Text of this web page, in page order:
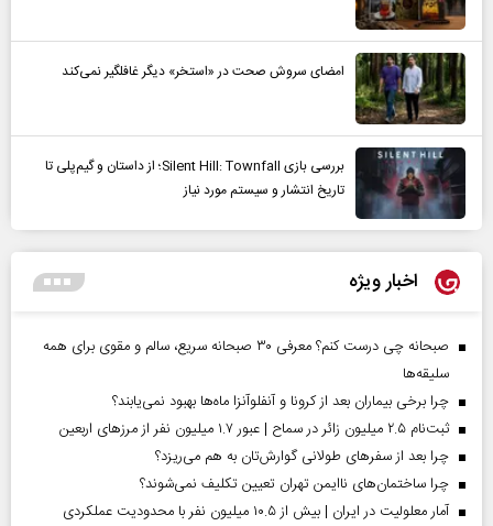
امضای سروش صحت در «استخر» دیگر غافلگیر نمی‌کند
بررسی بازی Silent Hill: Townfall؛ از داستان و گیم‌پلی تا
تاریخ انتشار و سیستم مورد نیاز
اخبار ویژه
صبحانه چی درست کنم؟ معرفی ۳۰ صبحانه سریع، سالم و مقوی برای همه
سلیقه‌ها
چرا برخی بیماران بعد از کرونا و آنفلوآنزا ماه‌ها بهبود نمی‌یابند؟
ثبت‌نام ۲.۵ میلیون زائر در سماح | عبور ۱.۷ میلیون نفر از مرز‌های اربعین
چرا بعد از سفرهای طولانی گوارش‌تان به هم می‌ریزد؟
چرا ساختمان‌های ناایمن تهران تعیین تکلیف نمی‌شوند؟
آمار معلولیت در ایران | بیش از ۱۰.۵ میلیون نفر با محدودیت عملکردی